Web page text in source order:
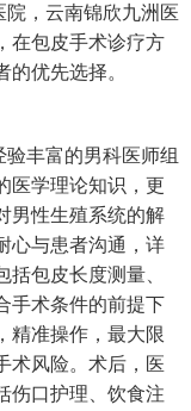
，云南锦欣九洲医
在包皮手术诊疗方
优先选择。
丰富的男科医师组
医学理论知识，更
男性生殖系统的解
心与患者沟通，详
包皮长度测量、
手术条件的前提下
精准操作，最大限
术风险。术后，医
伤口护理、饮食注